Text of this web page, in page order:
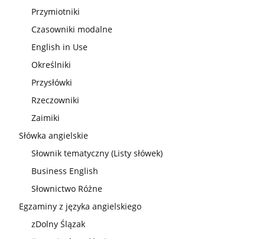
Przymiotniki
Czasowniki modalne
English in Use
Określniki
Przysłówki
Rzeczowniki
Zaimiki
Słówka angielskie
Słownik tematyczny (Listy słówek)
Business English
Słownictwo Różne
Egzaminy z języka angielskiego
zDolny Ślązak